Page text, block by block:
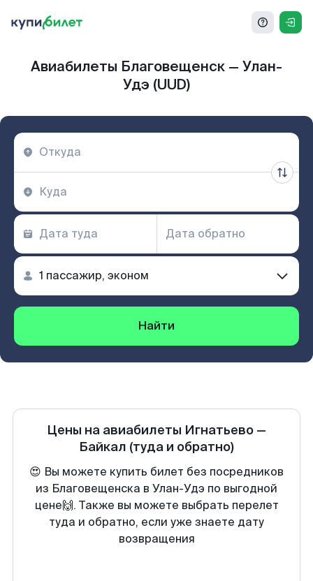
Авиабилеты Благовещенск — Улан-
Удэ (UUD)
Найти
Цены на авиабилеты Игнатьево —
Байкал (туда и обратно)
😍 Вы можете купить билет без посредников
из Благовещенска в Улан-Удэ по выгодной
цене🙌. Также вы можете выбрать перелет
туда и обратно, если уже знаете дату
возвращения